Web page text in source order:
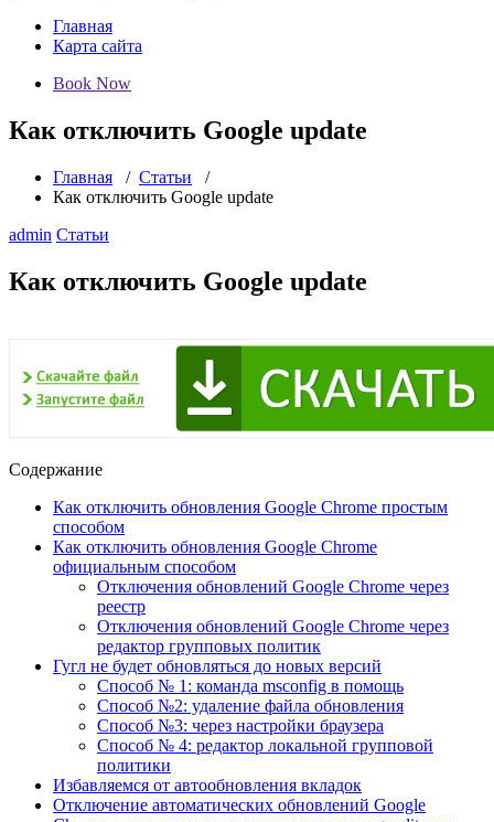
Главная
Карта сайта
Book Now
Как отключить Google update
Главная / Статьи /
Как отключить Google update
admin Статьи
Как отключить Google update
Содержание
Как отключить обновления Google Chrome простым
способом
Как отключить обновления Google Chrome
официальным способом
Отключения обновлений Google Chrome через
реестр
Отключения обновлений Google Chrome через
редактор групповых политик
Гугл не будет обновляться до новых версий
Способ № 1: команда msconfig в помощь
Способ №2: удаление файла обновления
Способ №3: через настройки браузера
Способ № 4: редактор локальной групповой
политики
Избавляемся от автообновления вкладок
Отключение автоматических обновлений Google